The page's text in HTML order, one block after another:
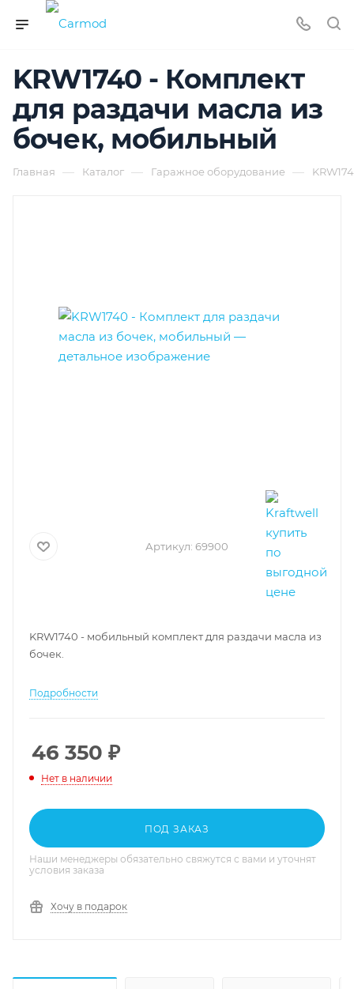
KRW1740 - Комплект
для раздачи масла из
бочек, мобильный
Главная — Каталог — Гаражное оборудование —
Артикул: 69900
KRW1740 - мобильный комплект для раздачи масла из
бочек.
Подробности
46 350 ₽
Нет в наличии
ПОД ЗАКАЗ
Наши менеджеры обязательно свяжутся с вами и уточнят
условия заказа
Хочу в подарок